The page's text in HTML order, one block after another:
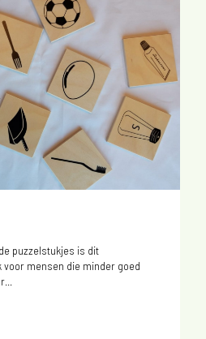
puzzelstukjes is dit
mensen die minder goed